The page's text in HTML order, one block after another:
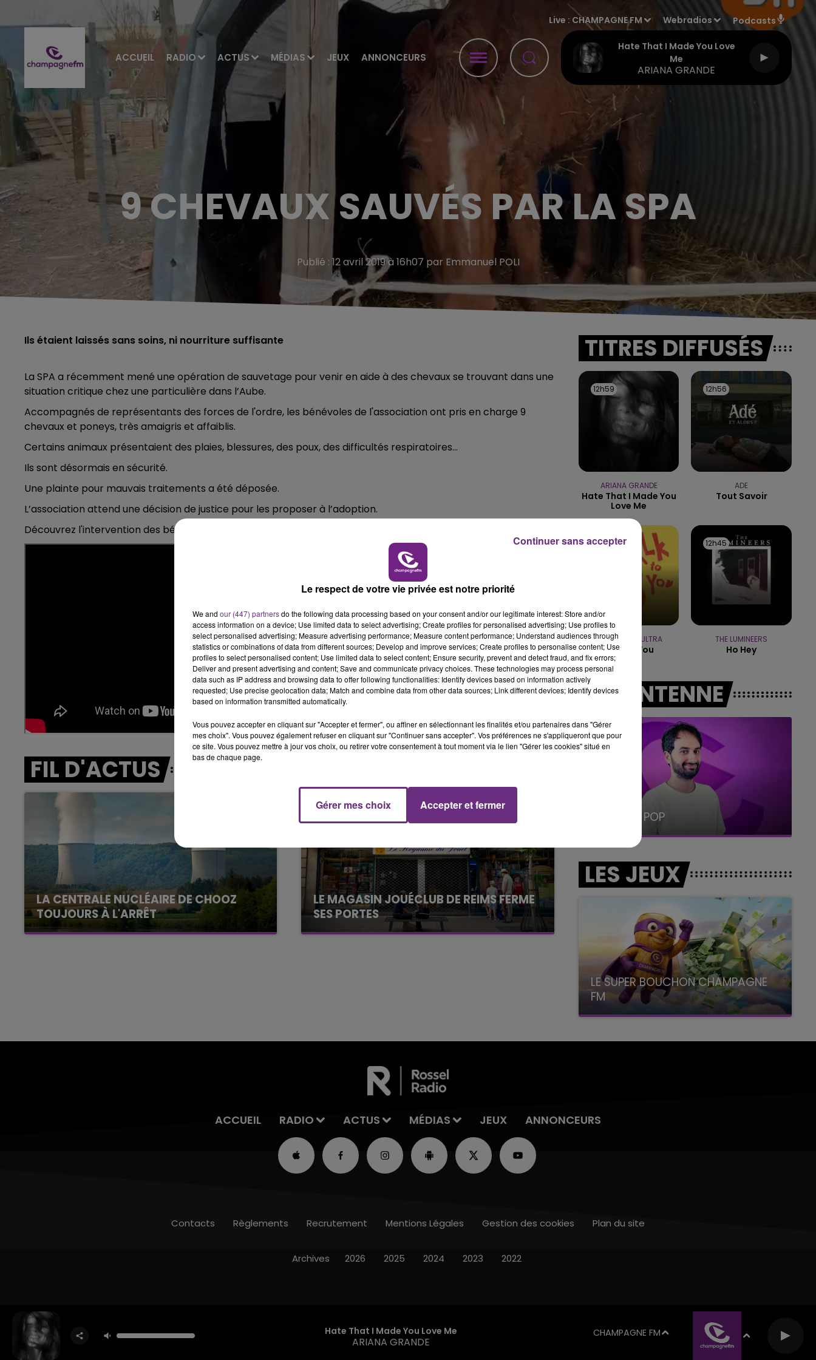
ACCUEIL RADIO ACTUS MÉDIAS JEUX ANNONCEURS
Live : CHAMPAGNE FM Webradios Podcasts
Hate That I Made You Love
Me
ARIANA GRANDE
15h00 - 19h00
LE CLUB CHAMPAGNE FM
19h00 - 19h15
LA POP MACHINE - CHAMPAGNE FM
9 CHEVAUX SAUVÉS PAR LA SPA
Publié : 12 avril 2019 à 16h07 par Emmanuel POLI
Ils étaient laissés sans soins, ni nourriture suffisante
La SPA a récemment mené une opération de sauvetage pour venir en aide à des chevaux se trouvant dans une
situation critique chez une particulière dans l’Aube.
Accompagnés de représentants des forces de l'ordre, les bénévoles de l'association ont pris en charge 9
chevaux et poneys, très amaigris et affaiblis.
Certains animaux présentaient des plaies, blessures, des poux, des difficultés respiratoires...
Ils sont désormais en sécurité.
Une plainte pour mauvais traitements a été déposée.
L’association attend une décision de justice pour les proposer à l’adoption.
Découvrez l'intervention des bénévoles de la SPA en vidéo.
FIL D'ACTUS
LA CENTRALE NUCLÉAIRE DE CHOOZ
TOUJOURS À L'ARRÊT
Cela fait déjà une semaine que la centrale
LE MAGASIN JOUÉCLUB DE REIMS FERME
SES PORTES
C'était l'une des institutions du centre-ville
TITRES DIFFUSÉS
12h59
12h59
ARIANA GRANDE
Hate That I Made You
Love Me
12h56
12h56
ADE
Tout Savoir
12h48
12h48
ANOTR & 54 ULTRA
Talk To You
12h45
12h45
THE LUMINEERS
Ho Hey
A L'ANTENNE
Le Club Champagne FM
19h00 - 19h15
LA POP MACHINE - CHAMPAGNE FM LA RADIO POP
LES JEUX
LE SUPER BOUCHON CHAMPAGNE
FM
avec La Famille Champagne FM, à 8H10
ACCUEIL RADIO ACTUS MÉDIAS JEUX ANNONCEURS
Hate That I Made You Love Me
ARIANA GRANDE
CHAMPAGNE FM
Contacts Règlements Recrutement Mentions Légales Gestion des cookies Plan du site
Archives 2026 2025 2024 2023 2022
Le respect de votre vie privée est notre priorité
We and our (447) partnersdo the following data processing based on your consent and/or our legitimate interest: Store and/or
access information on a device; Use limited data to select advertising; Create profiles for personalised advertising; Use profiles to
select personalised advertising; Measure advertising performance; Measure content performance; Understand audiences through
statistics or combinations of data from different sources; Develop and improve services; Create profiles to personalise content; Use
profiles to select personalised content; Use limited data to select content; Ensure security, prevent and detect fraud, and fix errors;
Deliver and present advertising and content; Save and communicate privacy choices. These technologies may process personal
data such as IP address and browsing data to offer following functionalities: Identify devices based on information actively
requested; Use precise geolocation data; Match and combine data from other data sources; Link different devices; Identify devices
based on information transmitted automatically.
Vous pouvez accepter en cliquant sur "Accepter et fermer", ou affiner en sélectionnant les finalités et/ou partenaires dans "Gérer
mes choix". Vous pouvez également refuser en cliquant sur "Continuer sans accepter". Vos préférences ne s'appliqueront que pour
ce site. Vous pouvez mettre à jour vos choix, ou retirer votre consentement à tout moment via le lien "Gérer les cookies" situé en
bas de chaque page.
Gérer mes choix Accepter et fermer
Continuer sans accepter